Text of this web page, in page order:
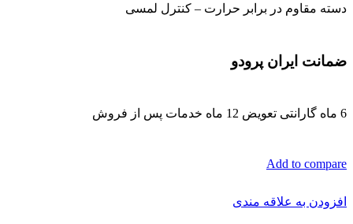
دسته مقاوم در برابر حرارت – کنترل لمسی
ضمانت ایران پرودو
6 ماه گارانتی تعویض 12 ماه خدمات پس از فروش
Add to compare
افزودن به علاقه مندی